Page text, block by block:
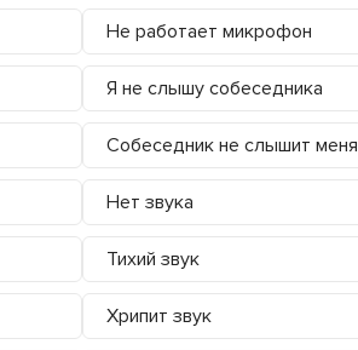
Не работает микрофон
Я не слышу собеседника
Собеседник не слышит меня
Нет звука
Тихий звук
Хрипит звук